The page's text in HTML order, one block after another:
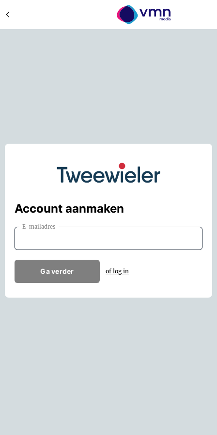
Account aanmaken
E-mailadres
Ga verder of log in